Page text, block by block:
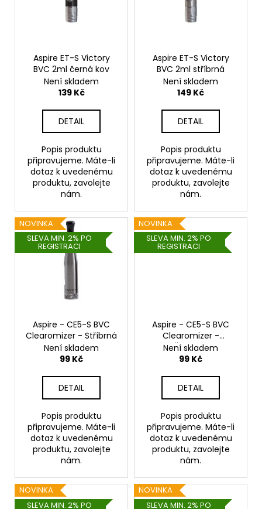
Aspire ET-S Victory
BVC 2ml černá kov
Není skladem
139 Kč
DETAIL
Popis produktu
připravujeme. Máte-li
dotaz k uvedenému
produktu, zavolejte
nám.
Aspire ET-S Victory
BVC 2ml stříbrná
Není skladem
149 Kč
DETAIL
Popis produktu
připravujeme. Máte-li
dotaz k uvedenému
produktu, zavolejte
nám.
NOVINKA
SLEVA MIN. 2% PO
REGISTRACI
Aspire - CE5-S BVC
Clearomizer - Stříbrná
Není skladem
99 Kč
DETAIL
Popis produktu
připravujeme. Máte-li
dotaz k uvedenému
produktu, zavolejte
nám.
NOVINKA
SLEVA MIN. 2% PO
REGISTRACI
Aspire - CE5-S BVC
Clearomizer -
Červená
Není skladem
99 Kč
DETAIL
Popis produktu
připravujeme. Máte-li
dotaz k uvedenému
produktu, zavolejte
nám.
NOVINKA
SLEVA MIN. 2% PO
NOVINKA
SLEVA MIN. 2% PO